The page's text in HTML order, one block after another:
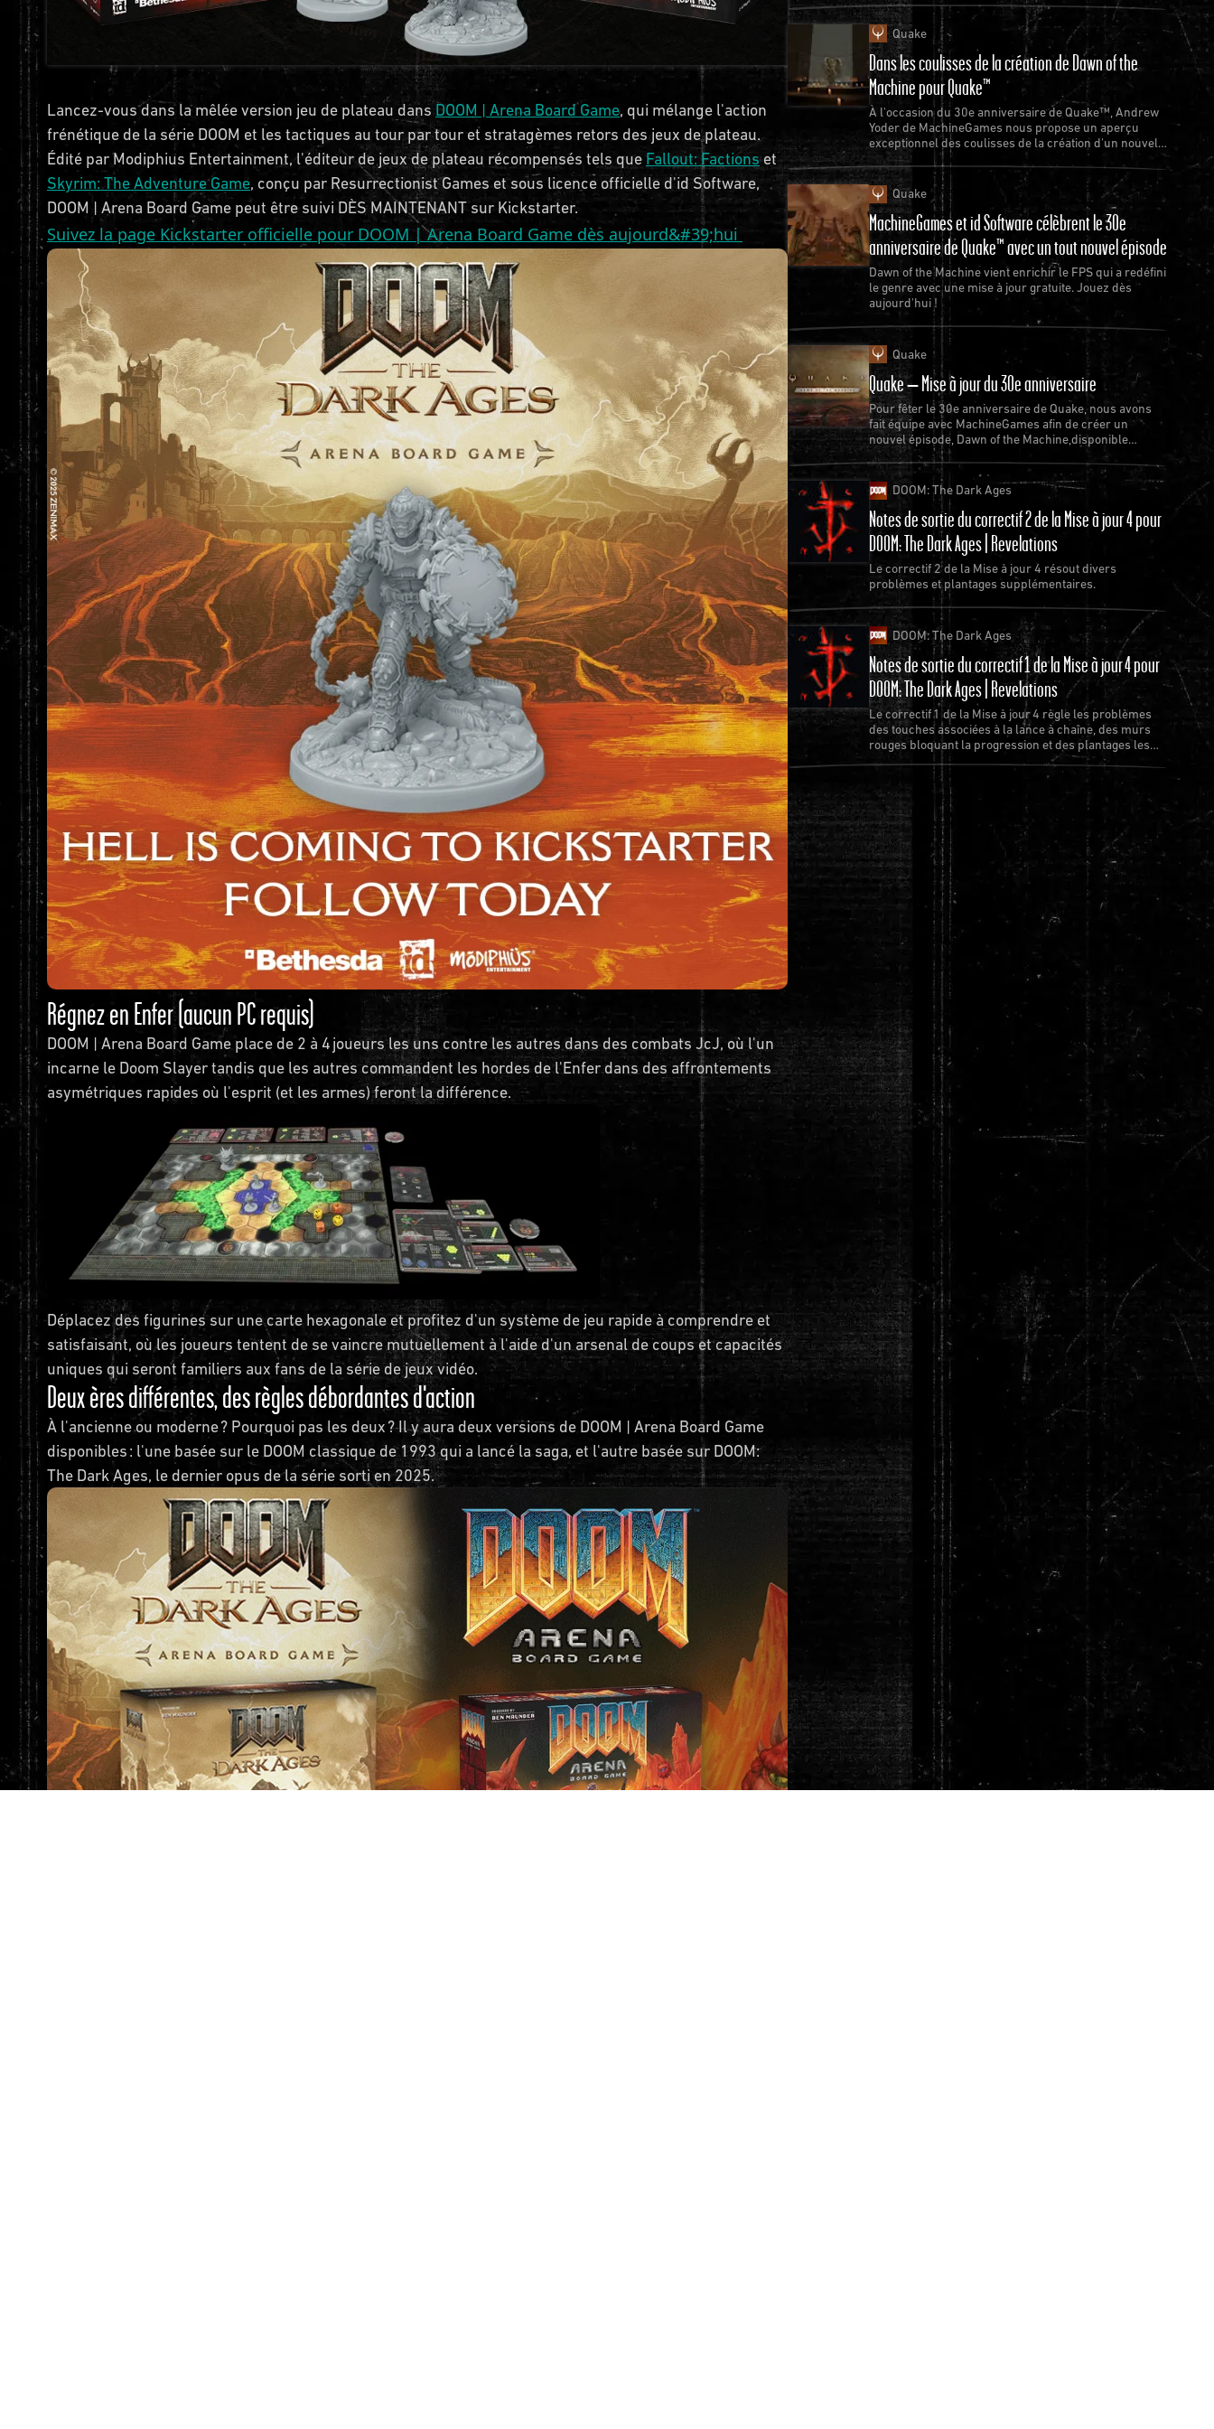
Lancez-vous dans la mêlée version jeu de plateau dansDOOM | Arena Board Game, qui mélange l'action
frénétique de la série DOOM et les tactiques au tour par tour et stratagèmes retors des jeux de plateau.
Édité par Modiphius Entertainment, l'éditeur de jeux de plateau récompensés tels que Fallout: Factionset
Skyrim: The Adventure Game, conçu par Resurrectionist Games et sous licence officielle d'id Software,
DOOM | Arena Board Game peut être suivi DÈS MAINTENANT sur Kickstarter.
Suivez la page Kickstarter officielle pour DOOM | Arena Board Game dès aujourd&#39;hui
Régnez en Enfer (aucun PC requis)
DOOM | Arena Board Game place de 2 à 4 joueurs les uns contre les autres dans des combats JcJ, où l'un
incarne le Doom Slayer tandis que les autres commandent les hordes de l'Enfer dans des affrontements
asymétriques rapides où l'esprit (et les armes) feront la différence.
Déplacez des figurines sur une carte hexagonale et profitez d'un système de jeu rapide à comprendre et
satisfaisant, où les joueurs tentent de se vaincre mutuellement à l'aide d'un arsenal de coups et capacités
uniques qui seront familiers aux fans de la série de jeux vidéo.
Deux ères différentes, des règles débordantes d'action
À l'ancienne ou moderne ? Pourquoi pas les deux ? Il y aura deux versions de DOOM | Arena Board Game
disponibles : l'une basée sur le DOOM classique de 1993 qui a lancé la saga, et l'autre basée sur DOOM:
The Dark Ages, le dernier opus de la série sorti en 2025.
Quake
Dans les coulisses de la création de Dawn of the
Machine pour Quake™
À l'occasion du 30e anniversaire de Quake™, Andrew
Yoder de MachineGames nous propose un aperçu
exceptionnel des coulisses de la création d'un nouvel
épisode de Quake.
Quake
MachineGames et id Software célèbrent le 30e
anniversaire de Quake™ avec un tout nouvel épisode
Dawn of the Machine vient enrichir le FPS qui a redéfini
le genre avec une mise à jour gratuite. Jouez dès
aujourd'hui !
Quake
Quake – Mise à jour du 30e anniversaire
Pour fêter le 30e anniversaire de Quake, nous avons
fait équipe avec MachineGames afin de créer un
nouvel épisode, Dawn of the Machine,disponible
gratuitement pour Quake.
DOOM: The Dark Ages
Notes de sortie du correctif 2 de la Mise à jour 4 pour
DOOM: The Dark Ages | Revelations
Le correctif 2 de la Mise à jour 4 résout divers
problèmes et plantages supplémentaires.
DOOM: The Dark Ages
Notes de sortie du correctif 1 de la Mise à jour 4 pour
DOOM: The Dark Ages | Revelations
Le correctif 1 de la Mise à jour 4 règle les problèmes
des touches associées à la lance à chaîne, des murs
rouges bloquant la progression et des plantages les
plus récurrents.